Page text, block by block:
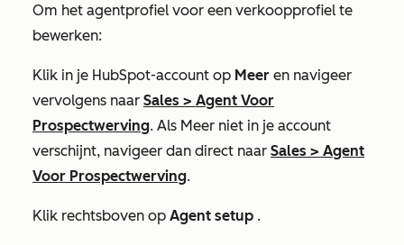
Om het agentprofiel voor een verkoopprofiel te
bewerken:
Klik in je HubSpot-account op Meer en navigeer
vervolgens naar Sales > Agent Voor
Prospectwerving. Als Meer niet in je account
verschijnt, navigeer dan direct naar Sales > Agent
Voor Prospectwerving.
Klik rechtsboven op Agent setup .